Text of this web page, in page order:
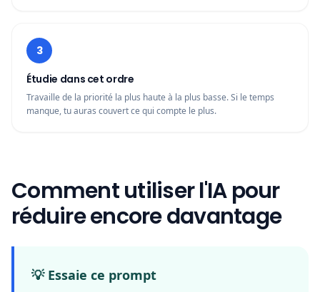
3
Étudie dans cet ordre
Travaille de la priorité la plus haute à la plus basse. Si le temps
manque, tu auras couvert ce qui compte le plus.
Comment utiliser l'IA pour
réduire encore davantage
💡 Essaie ce prompt